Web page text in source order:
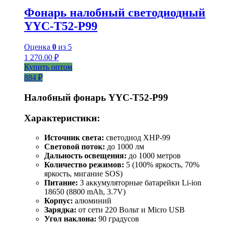
Фонарь налобный светодиодный
YYC-T52-P99
Оценка 0 из 5
1 270.00 ₽
Купить оптом
884 ₽
Налобный фонарь YYC-T52-P99
Характеристики:
Источник света: светодиод XHP-99
Световой поток: до 1000 лм
Дальность освещения: до 1000 метров
Количество режимов: 5 (100% яркость, 70%
яркость, мигание SOS)
Питание: 3 аккумуляторные батарейки Li-ion
18650 (8800 mAh, 3.7V)
Корпус: алюминий
Зарядка: от сети 220 Вольт и Micro USB
Угол наклона: 90 градусов